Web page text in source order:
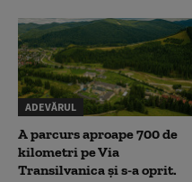
ADEVĂRUL
A parcurs aproape 700 de
kilometri pe Via
Transilvanica și s-a oprit.